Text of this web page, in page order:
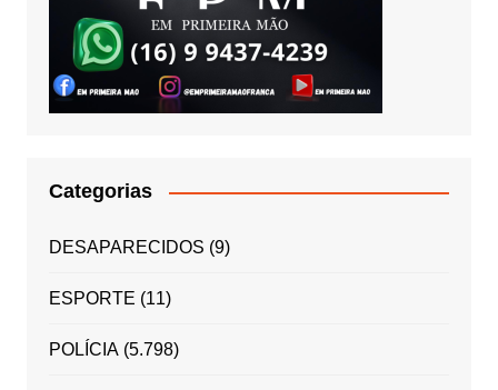
Categorias
DESAPARECIDOS (9)
ESPORTE (11)
POLÍCIA(5.798)